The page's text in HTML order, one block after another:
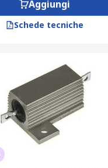
Aggiungi
Schede tecniche